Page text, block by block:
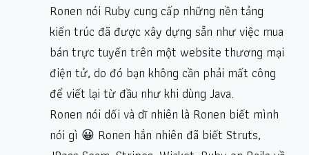
Ronen nói Ruby cung cấp những nền tảng
kiến trúc đã được xây dựng sẵn như việc mua
bán trực tuyến trên một website thương mại
điện tử, do đó bạn không cần phải mất công
để viết lại từ đầu như khi dùng Java.
Ronen nói dối và dĩ nhiên là Ronen biết mình
nói gì 😀 Ronen hẳn nhiên đã biết Struts,